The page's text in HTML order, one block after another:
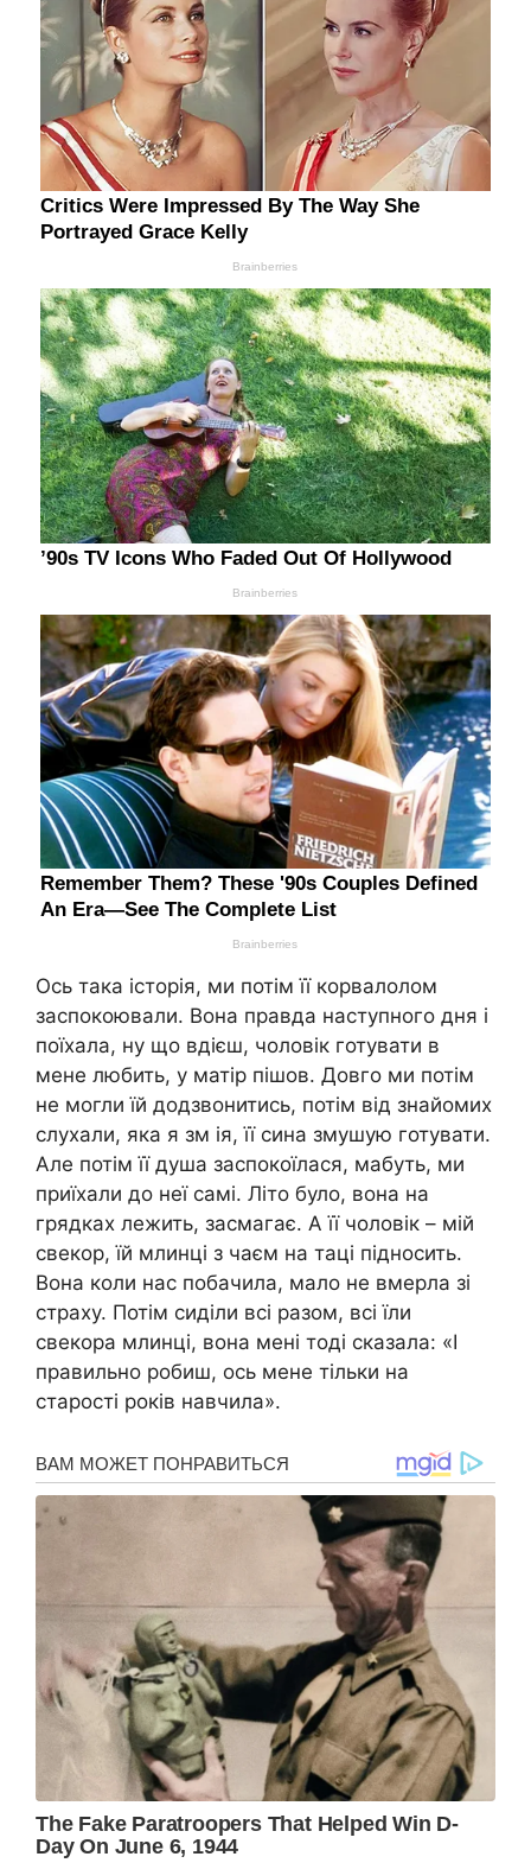
Ось така історія, ми потім її корвалолом
заспокоювали. Вона правда наступного дня і
поїхала, ну що вдієш, чоловік готувати в
мене любить, у матір пішов. Довго ми потім
не могли їй додзвонитись, потім від знайомих
слухали, яка я зм ія, її сина змушую готувати.
Але потім її душа заспокоїлася, мабуть, ми
приїхали до неї самі. Літо було, вона на
грядках лежить, засмагає. А її чоловік – мій
свекор, їй млинці з чаєм на таці підносить.
Вона коли нас побачила, мало не вмерла зі
страху. Потім сиділи всі разом, всі їли
свекора млинці, вона мені тоді сказала: «І
правильно робиш, ось мене тільки на
старості років навчила».